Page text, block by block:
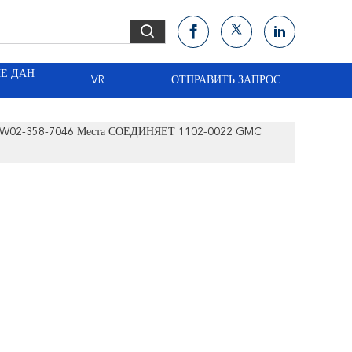
ДАН
VR ОТПРАВИТЬ ЗАПРОС
W02-358-7046 Места СОЕДИНЯЕТ 1102-0022 GMC